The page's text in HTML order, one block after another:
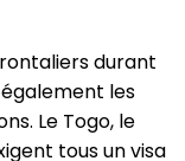
durant
les
Le Togo, le
tous un visa